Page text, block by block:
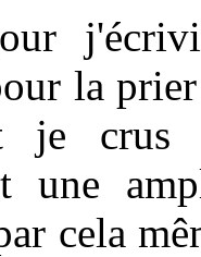
la
je
une
cela